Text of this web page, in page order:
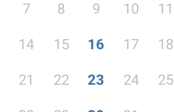
7 8 9 10 11
14 15 16 17 18
21 22 23 24 25